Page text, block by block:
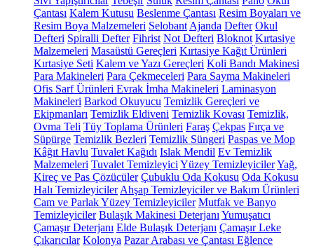
Çantası Kalem Kutusu Beslenme Çantası Resim Boyaları ve
Resim Boya Malzemeleri Selobant Ajanda Defter Okul
Defteri Spiralli Defter Fihrist Not Defteri Bloknot Kırtasiye
Malzemeleri Masaüstü Gereçleri Kırtasiye Kağıt Ürünleri
Kırtasiye Seti Kalem ve Yazı Gereçleri Koli Bandı Makinesi
Para Makineleri Para Çekmeceleri Para Sayma Makineleri
Ofis Sarf Ürünleri Evrak İmha Makineleri Laminasyon
Makineleri Barkod Okuyucu Temizlik Gereçleri ve
Ekipmanları Temizlik Eldiveni Temizlik Kovası Temizlik,
Ovma Teli Tüy Toplama Ürünleri Faraş Çekpas Fırça ve
Süpürge Temizlik Bezleri Temizlik Süngeri Paspas ve Mop
Kâğıt Havlu Tuvalet Kağıdı Islak Mendil Ev Temizlik
Malzemeleri Tuvalet Temizleyici Yüzey TemizleyicilerYağ,
Kireç ve Pas Çözücüler Çubuklu Oda Kokusu Oda Kokusu
Halı Temizleyiciler Ahşap Temizleyiciler ve Bakım Ürünleri
Cam ve Parlak Yüzey Temizleyiciler Mutfak ve Banyo
Temizleyiciler Bulaşık Makinesi Deterjanı Yumuşatıcı
Çamaşır Deterjanı Elde Bulaşık Deterjanı Çamaşır Leke
Çıkarıcılar Kolonya Pazar Arabası ve Çantası Eğlence